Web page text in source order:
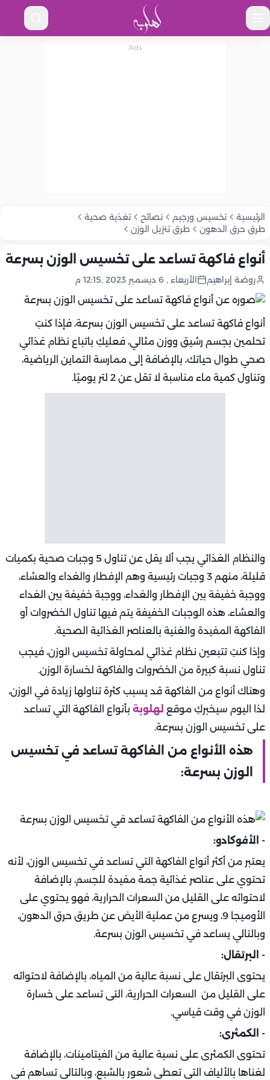
الرئيسية تخسيس ورجيم نصائح
تغذية صحية
طرق حرق الدهون
طرق تنزيل الوزن
أنواع فاكهة تساعد على تخسيس الوزن بسرعة
روضة إبراهيم الأربعاء , 6 ديسمبر 2023 ,12:15 م
أنواع فاكهة تساعد على تخسيس الوزن بسرعة، فإذا كنتِ
تحلمين بجسم رشيق ووزن مثالي، فعليكِ باتباع نظام غذائي
صحي طوال حياتك، بالإضافة إلى ممارسة التماين الرياضية،
وتناول كمية ماء مناسبة لا تقل عن 2 لتر يوميًا.
والنظام الغذائي يجب ألا يقل عن تناول 5 وجبات صحية بكميات
قليلة، منهم 3 وجبات رئيسية وهم الإفطار والغداء والعشاء،
ووجبة خفيفة بين الإفطار والغداء، ووجبة خفيفة بين الغداء
والعشاء، هذه الوجبات الخفيفة يتم فيها تناول الخضروات أو
الفاكهة المفيدة والغنية بالعناصر الغذائية الصحية.
وإذا كنتِ تتبعين نظام غذائي لمحاولة تخسيس الوزن، فيجب
تناول نسبة كبيرة من الخضروات والفاكهة لخسارة الوزن.
وهناك أنواع من الفاكهة قد يسبب كثرة تناولها زيادة في الوزن،
لذا اليوم سيخبركِ موقع لهلوبة بأنواع الفاكهة التي تساعد
على تخسيس الوزن بسرعة.
هذه الأنواع من الفاكهة تساعد في تخسيس
الوزن بسرعة:
- الأفوكادو:
يعتبر من أكثر أنواع الفاكهة التي تساعد في تخسيس الوزن، لأنه
تحتوي على عناصر غذائية جمة مفيدة للجسم، بالإضافة
لاحتوائه على القليل من السعرات الحرارية، فهو يحتوي على
الأوميجا 9، ويسرع من عملية الأيض عن طريق حرق الدهون،
وبالتالي يساعد في تخسيس الوزن بسرعة.
- البرتقال:
يحتوى البرتقال على نسبة عالية من المياه، بالإضافة لاحتوائه
على القليل من السعرات الحرارية، التى تساعد على خسارة
الوزن في وقت قياسي.
- الكمثرى:
تحتوى الكمثرى على نسبة عالية من الفيتامينات، بالإضافة
لغناها بالألياف التي تعطي شعور بالشبع، وبالتالي تساهم في